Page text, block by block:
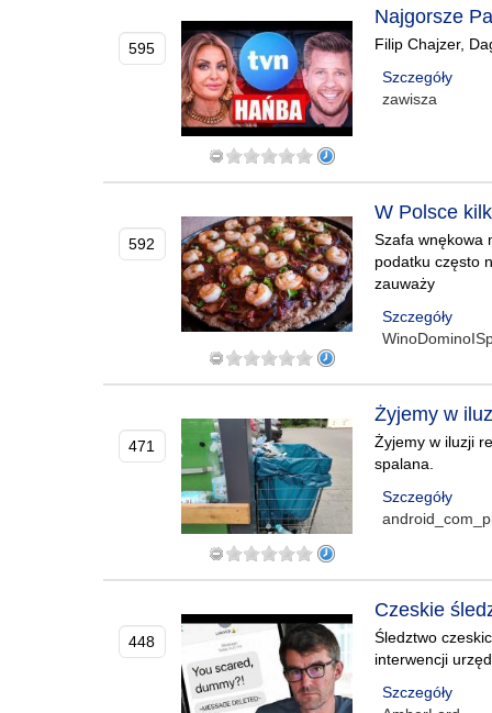
595
Najgorsze
Filip Chajzer,
Szczegóły
zawisza
592
W Polsce
Szafa wnękowa
podatku często
zauważy
Szczegóły
471
Żyjemy w
Żyjemy w iluzji
spalana.
Szczegóły
448
Czeskie
Śledztwo
interwencji
Szczegóły